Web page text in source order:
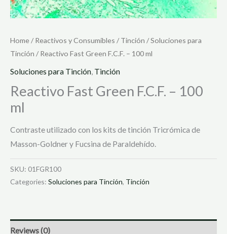
Home/Reactivos y Consumibles /Tinción /Soluciones para
Tinción / Reactivo Fast Green F.C.F. – 100 ml
Soluciones para Tinción Tinción
Reactivo Fast Green F.C.F. – 100
ml
Contraste utilizado con los kits de tinción Tricrómica de
Masson-Goldner y Fucsina de Paraldehído.
SKU: 01FGR100
Categories: Soluciones para Tinción, Tinción
Reviews (0)